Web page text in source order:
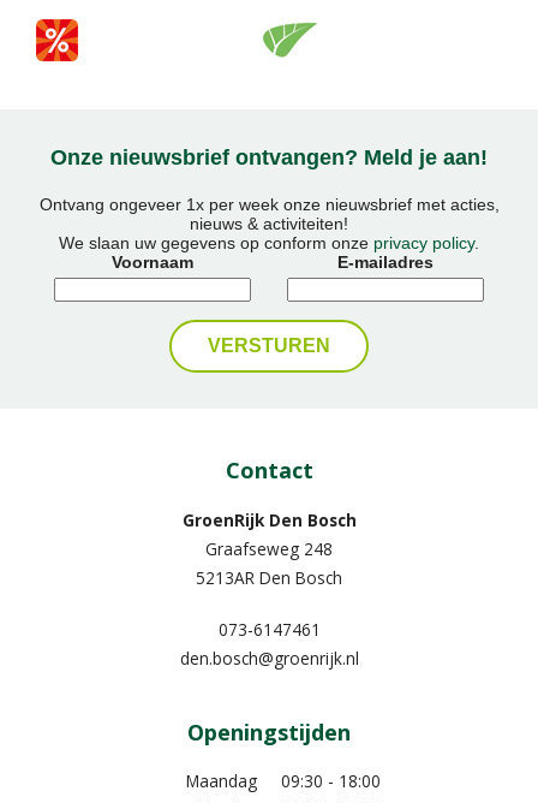
Onze nieuwsbrief ontvangen? Meld je aan!
Ontvang ongeveer 1x per week onze nieuwsbrief met acties,
nieuws & activiteiten!
We slaan uw gegevens op conform onze privacy policy.
Voornaam
E-mailadres
Contact
GroenRijk Den Bosch
Graafseweg 248
5213AR Den Bosch
073-6147461
den.bosch@groenrijk.nl
Openingstijden
Maandag
09:30 - 18:00